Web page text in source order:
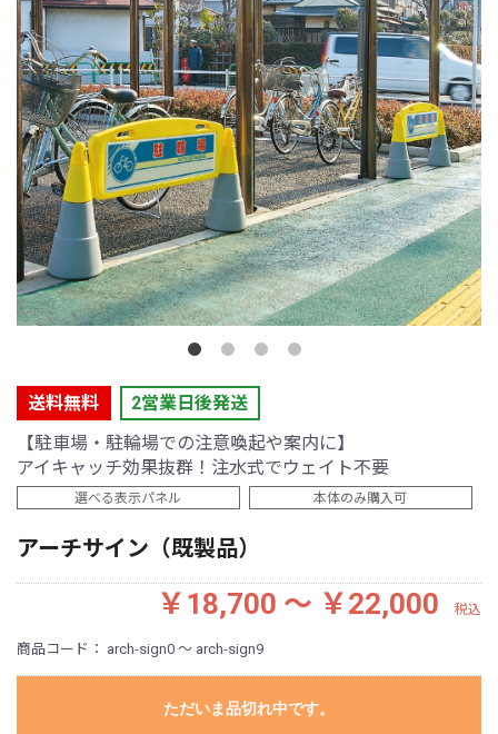
送料無料
2営業日後発送
【駐車場・駐輪場での注意喚起や案内に】
アイキャッチ効果抜群！注水式でウェイト不要
選べる表示パネル 本体のみ購入可
アーチサイン（既製品）
￥18,700 ～ ￥22,000 税込
商品コード： arch-sign0 ～ arch-sign9
ただいま品切れ中です。